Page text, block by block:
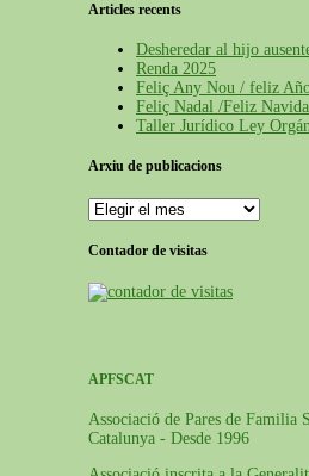
Articles recents
Desheredar al hijo
Renda 2025
Feliç Any Nou / feliz
Feliç Nadal /Feliz
Taller Jurídico Ley
Arxiu de publicacions
Contador de visitas
APFSCAT
Associació de Pares de Familia
Catalunya - Desde 1996